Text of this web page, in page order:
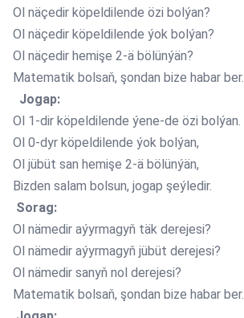
Ol näçedir köpeldilende özi bolýan?
Ol näçedir köpeldilende ýok bolýan?
Ol näçedir hemişe 2-ä bölünýän?
Matematik bolsaň, şondan bize habar ber.
Jogap:
Ol 1-dir köpeldilende ýene-de özi bolýan.
Ol 0-dyr köpeldilende ýok bolýan,
Ol jübüt san hemişe 2-ä bölünýän,
Bizden salam bolsun, jogap şeýledir.
Sorag:
Ol nämedir aýyrmagyň täk derejesi?
Ol nämedir aýyrmagyň jübüt derejesi?
Ol nämedir sanyň nol derejesi?
Matematik bolsaň, şondan bize habar ber.